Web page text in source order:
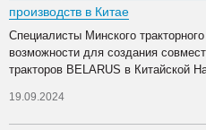
производств в Китае
Специалисты Минского
возможности для создания
тракторов BELARUS в Китайской
19.09.2024